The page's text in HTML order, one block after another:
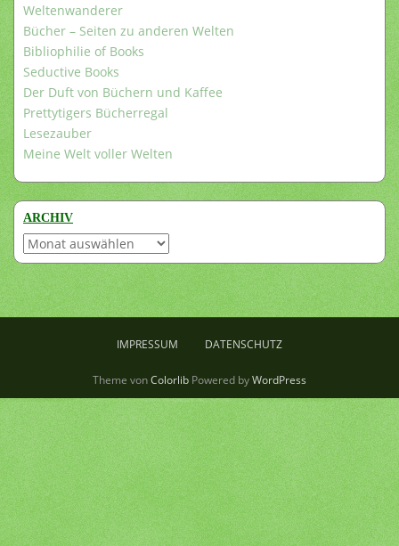
Weltenwanderer
Bücher – Seiten zu anderen Welten
Bibliophilie of Books
Seductive Books
Der Duft von Büchern und Kaffee
Prettytigers Bücherregal
Lesezauber
Meine Welt voller Welten
ARCHIV
Archiv
IMPRESSUM DATENSCHUTZ
Theme vonColorlib Powered byWordPress